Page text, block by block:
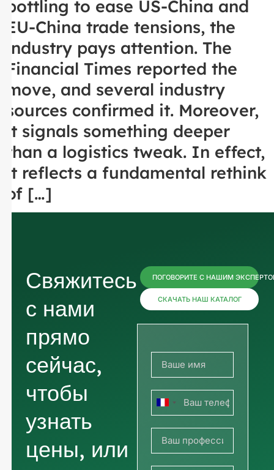
bottling to ease US-China and
EU-China trade tensions, the
industry pays attention. The
Financial Times reported the
move, and several industry
sources confirmed it. Moreover,
it signals something deeper
than a logistics tweak. In effect,
it reflects a fundamental rethink
of […]
Свяжитесь
с нами
прямо
сейчас,
чтобы
узнать
цены, или
ПОГОВОРИТЕ С НАШИМ
СКАЧАТЬ НАШ КАТАЛОГ
Франция
+33